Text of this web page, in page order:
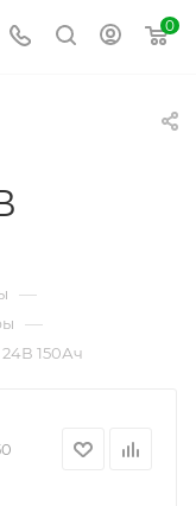
0
—
—
150Ач